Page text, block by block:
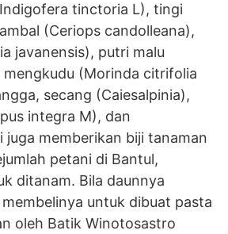
tinctoria L), tingi
(Ceriops candolleana),
javanensis), putri malu
mengkudu (Morinda citrifolia
secang (Caiesalpinia),
integra M), dan
juga memberikan biji tanaman
petani di Bantul,
ditanam. Bila daunnya
untuk dibuat pasta
oleh Batik Winotosastro